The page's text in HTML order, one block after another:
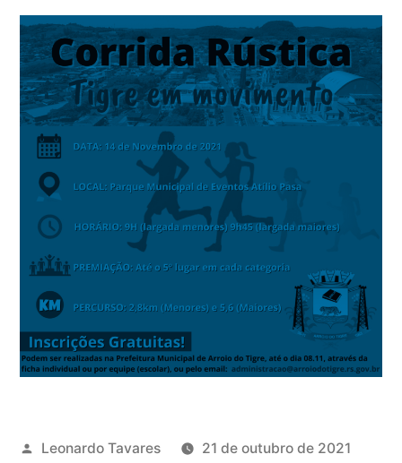
Leonardo Tavares
21 de outubro de 2021